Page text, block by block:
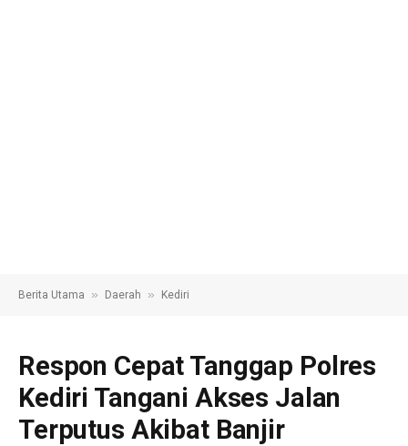
Berita Utama » Daerah » Kediri
Respon Cepat Tanggap Polres
Kediri Tangani Akses Jalan
Terputus Akibat Banjir